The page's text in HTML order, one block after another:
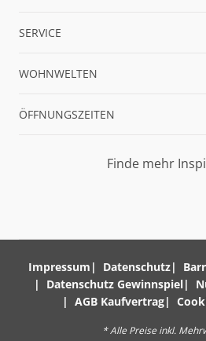
SERVICE
WOHNWELTEN
ÖFFNUNGSZEITEN
Finde mehr
Impressum Datenschutz
Datenschutz Gewinnspiel
AGB Kaufvertrag
* Alle Preise inkl.